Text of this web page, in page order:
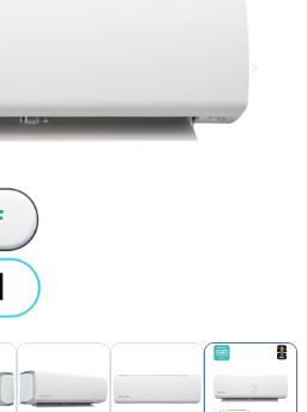
Item
of